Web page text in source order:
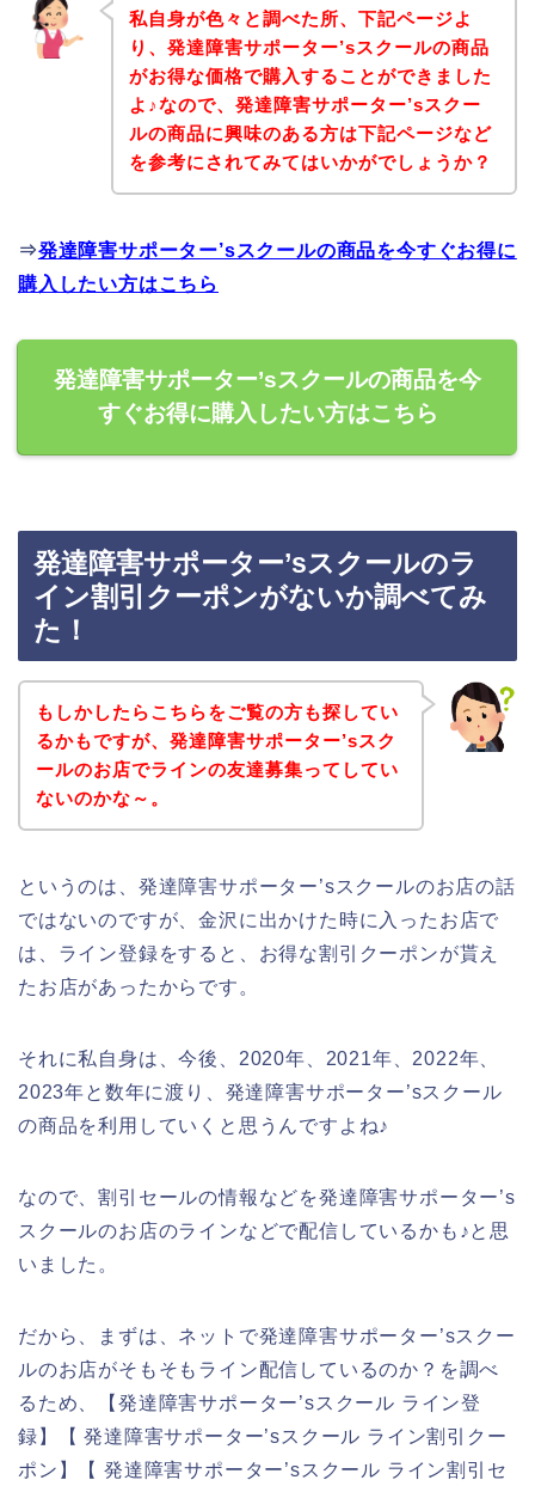
私自身が色々と調べた所、下記ページよ
り、発達障害サポーター’sスクールの商品
がお得な価格で購入することができました
よ♪なので、発達障害サポーター’sスクー
ルの商品に興味のある方は下記ページなど
を参考にされてみてはいかがでしょうか？
⇒発達障害サポーター’sスクールの商品を今すぐお得に
購入したい方はこちら
発達障害サポーター’sスクールの商品を今
すぐお得に購入したい方はこちら
発達障害サポーター’sスクールのラ
イン割引クーポンがないか調べてみ
た！
もしかしたらこちらをご覧の方も探してい
るかもですが、発達障害サポーター’sスク
ールのお店でラインの友達募集ってしてい
ないのかな～。
というのは、発達障害サポーター’sスクールのお店の話
ではないのですが、金沢に出かけた時に入ったお店で
は、ライン登録をすると、お得な割引クーポンが貰え
たお店があったからです。
それに私自身は、今後、2020年、2021年、2022年、
2023年と数年に渡り、発達障害サポーター’sスクール
の商品を利用していくと思うんですよね♪
なので、割引セールの情報などを発達障害サポーター’s
スクールのお店のラインなどで配信しているかも♪と思
いました。
だから、まずは、ネットで発達障害サポーター’sスクー
ルのお店がそもそもライン配信しているのか？を調べ
るため、【発達障害サポーター’sスクール ライン登
録】【 発達障害サポーター’sスクール ライン割引クー
ポン】【 発達障害サポーター’sスクール ライン割引セ